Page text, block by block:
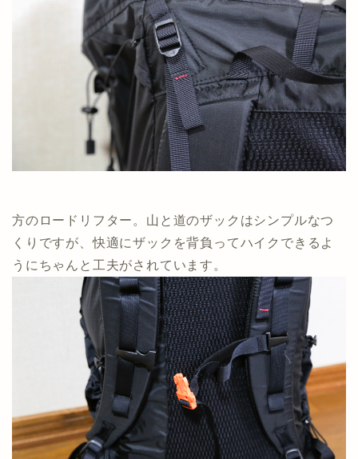
方のロードリフター。山と道のザックはシンプルなつ
くりですが、快適にザックを背負ってハイクできるよ
うにちゃんと工夫がされています。